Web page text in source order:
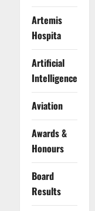
Artemis
Hospita
Artificial
Intelligence
Aviation
Awards &
Honours
Board
Results